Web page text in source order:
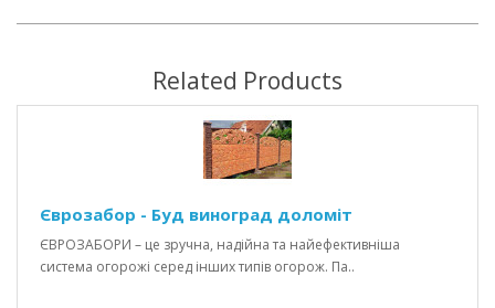
Related Products
Єврозабор - Буд виноград доломіт
ЄВРОЗАБОРИ – це зручна, надійна та найефективніша
система огорожі серед інших типів огорож. Па..